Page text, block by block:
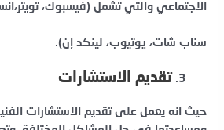
الاجتماعي والتي تشمل (فيسبوك،
سناب شات، يوتيوب، لينكد إن).
تقديم الاستشارات
حيث انه يعمل على تقديم الاستشارات